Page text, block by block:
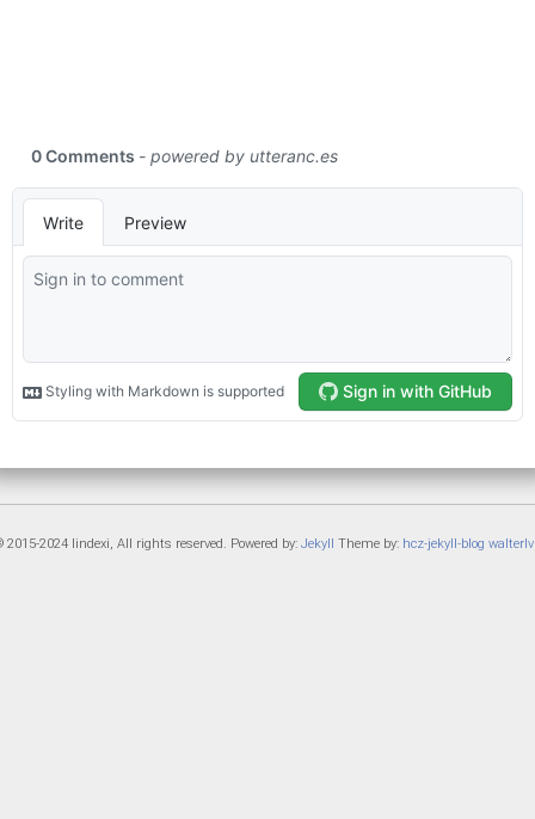
2015-2024 lindexi, All rights reserved. Powered by: Jekyll Theme by: hcz-jekyll-blog walterlv